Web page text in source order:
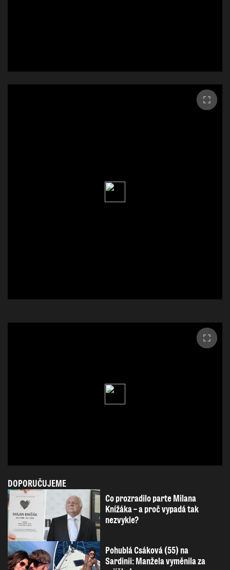
DOPORUČUJEME
Co prozradilo parte Milana
Knížáka – a proč vypadá tak
nezvykle?
Pohublá Csáková (55) na
Sardinii: Manžela vyměnila za